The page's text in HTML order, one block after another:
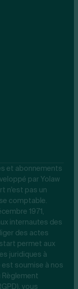
et abonnements
par Yolaw
n'est pas un
comptable.
1971,
internautes des
des actes
permet aux
juridiques à
soumise à nos
vous